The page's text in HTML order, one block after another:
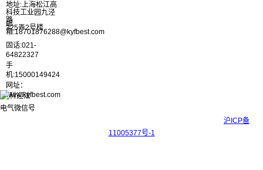
地址:上海松江高
科技工业园九泾
路
325弄2号楼
邮
箱:18701876288@kyfbest.com
固话:021-
64822327
手
机:15000149424
网址：
www.kyfbest.com
沪ICP备
11005377号-1